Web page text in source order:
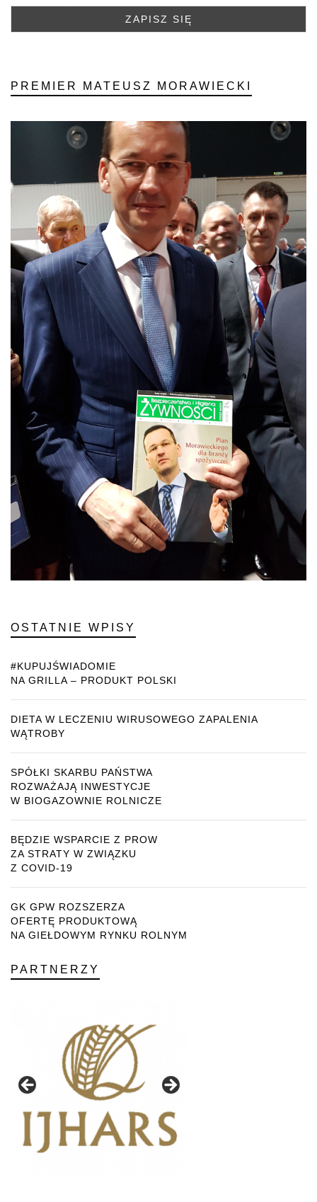
PREMIER MATEUSZ MORAWIECKI
OSTATNIE WPISY
#KUPUJŚWIADOMIE
NA GRILLA – PRODUKT POLSKI
DIETA W LECZENIU WIRUSOWEGO ZAPALENIA
WĄTROBY
SPÓŁKI SKARBU PAŃSTWA
ROZWAŻAJĄ INWESTYCJE
W BIOGAZOWNIE ROLNICZE
BĘDZIE WSPARCIE Z PROW
ZA STRATY W ZWIĄZKU
Z COVID-19
GK GPW ROZSZERZA
OFERTĘ PRODUKTOWĄ
NA GIEŁDOWYM RYNKU ROLNYM
PARTNERZY